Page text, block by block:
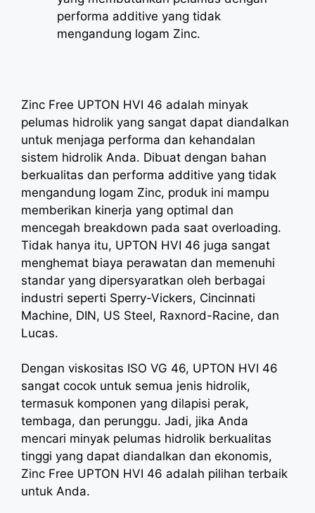
performa additive yang tidak
mengandung logam Zinc.
Zinc Free UPTON HVI 46 adalah minyak
pelumas hidrolik yang sangat dapat diandalkan
untuk menjaga performa dan kehandalan
sistem hidrolik Anda. Dibuat dengan bahan
berkualitas dan performa additive yang tidak
mengandung logam Zinc, produk ini mampu
memberikan kinerja yang optimal dan
mencegah breakdown pada saat overloading.
Tidak hanya itu, UPTON HVI 46 juga sangat
menghemat biaya perawatan dan memenuhi
standar yang dipersyaratkan oleh berbagai
industri seperti Sperry-Vickers, Cincinnati
Machine, DIN, US Steel, Raxnord-Racine, dan
Lucas.
Dengan viskositas ISO VG 46, UPTON HVI 46
sangat cocok untuk semua jenis hidrolik,
termasuk komponen yang dilapisi perak,
tembaga, dan perunggu. Jadi, jika Anda
mencari minyak pelumas hidrolik berkualitas
tinggi yang dapat diandalkan dan ekonomis,
Zinc Free UPTON HVI 46 adalah pilihan terbaik
untuk Anda.